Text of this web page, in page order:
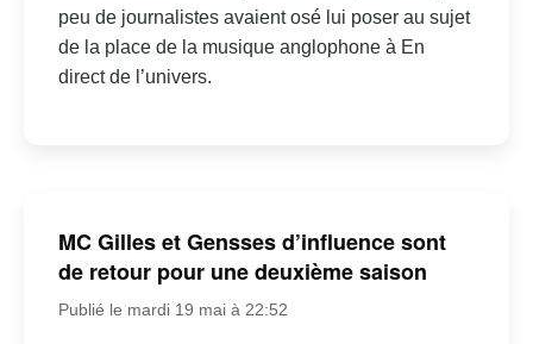
peu de journalistes avaient osé lui poser au sujet
de la place de la musique anglophone à En
direct de l’univers.
MC Gilles et Gensses d’influence sont
de retour pour une deuxième saison
Publié le mardi 19 mai à 22:52